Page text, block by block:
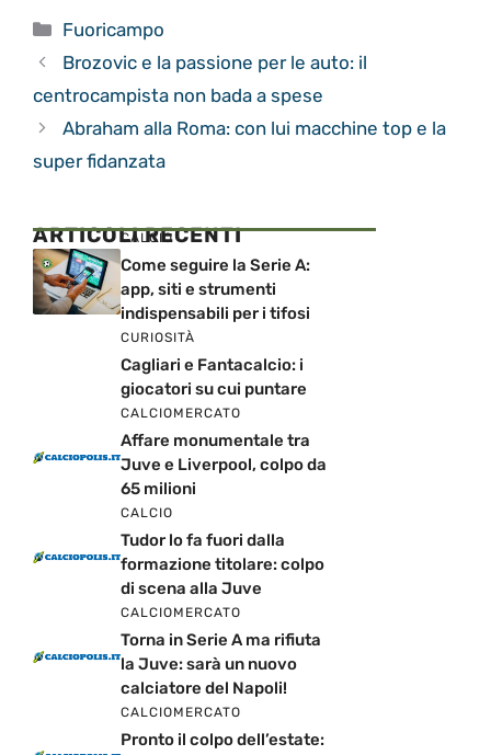
Categorie
Fuoricampo
Brozovic e la passione per le auto: il
centrocampista non bada a spese
Abraham alla Roma: con lui macchine top e la
super fidanzata
ARTICOLI RECENTI
CALCIO
Come seguire la Serie A:
app, siti e strumenti
indispensabili per i tifosi
CURIOSITÀ
Cagliari e Fantacalcio: i
giocatori su cui puntare
CALCIOMERCATO
Affare monumentale tra
Juve e Liverpool, colpo da
65 milioni
CALCIO
Tudor lo fa fuori dalla
formazione titolare: colpo
di scena alla Juve
CALCIOMERCATO
Torna in Serie A ma rifiuta
la Juve: sarà un nuovo
calciatore del Napoli!
CALCIOMERCATO
Pronto il colpo dell’estate: